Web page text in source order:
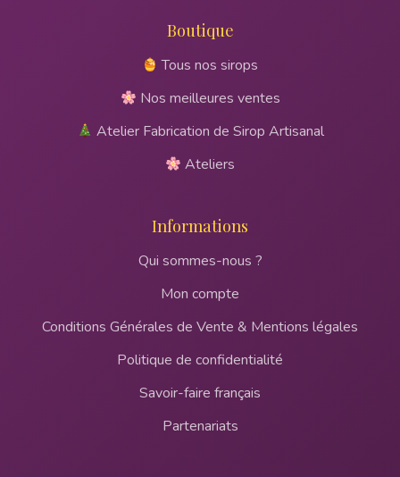
Boutique
Tous nos sirops
Nos meilleures ventes
Atelier Fabrication de Sirop Artisanal
Ateliers
Informations
Qui sommes-nous ?
Mon compte
Conditions Générales de Vente & Mentions légales
Politique de confidentialité
Savoir-faire français
Partenariats